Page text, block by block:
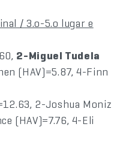
/ 3.o-5.o lugar e
2-Miguel Tudela
(HAV)=5.87, 4-Finn
2-Joshua Moniz
(HAV)=7.76, 4-Eli